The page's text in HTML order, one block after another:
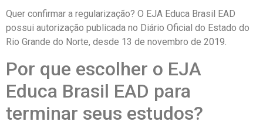
Quer confirmar a regularização? O EJA Educa Brasil EAD
possui autorização publicada no Diário Oficial do Estado do
Rio Grande do Norte, desde 13 de novembro de 2019.
Por que escolher o EJA
Educa Brasil EAD para
terminar seus estudos?